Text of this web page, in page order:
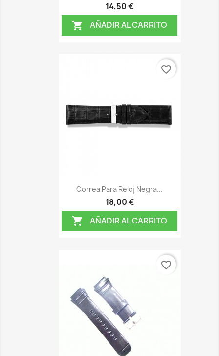
14,50 €
 AÑADIR AL CARRITO
Correa Para Reloj Negra...
18,00 €
 AÑADIR AL CARRITO
favorite_border
favorite_border